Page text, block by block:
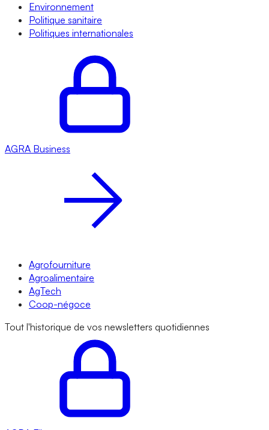
Environnement
Politique sanitaire
Politiques internationales
AGRA Business
Agrofourniture
Agroalimentaire
AgTech
Coop-négoce
Tout l'historique de vos newsletters quotidiennes